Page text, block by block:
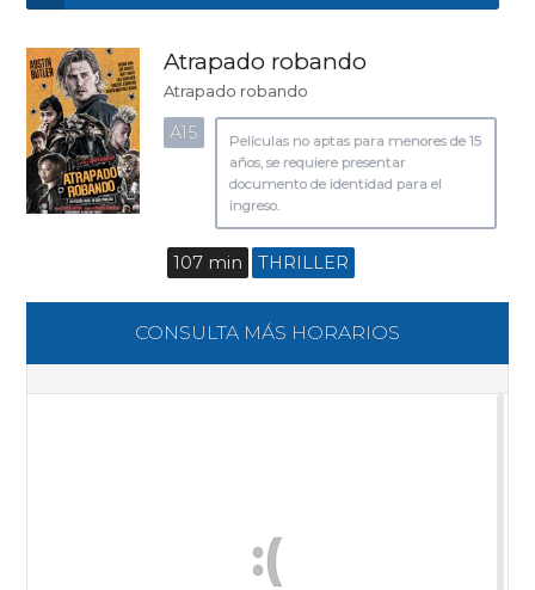
Atrapado robando
Atrapado robando
A15
Películas no aptas para menores de 15
años, se requiere presentar
documento de identidad para el
ingreso.
107 min THRILLER
CONSULTA MÁS HORARIOS
:(